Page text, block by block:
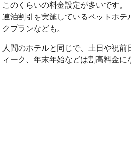
このくらいの料金設定が多いです。
連泊割引を実施しているペットホテ
クプランなども。
人間のホテルと同じで、土日や祝前
ィーク、年末年始などは割高料金に